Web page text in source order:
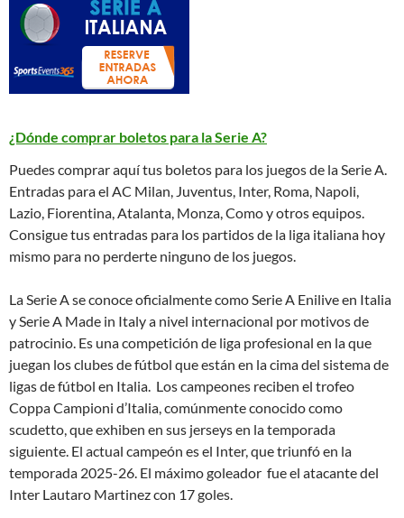
¿Dónde comprar boletos para la Serie A?
Puedes comprar aquí tus boletos para los juegos de la Serie A.
Entradas para el AC Milan, Juventus, Inter, Roma, Napoli,
Lazio, Fiorentina, Atalanta, Monza, Como y otros equipos.
Consigue tus entradas para los partidos de la liga italiana hoy
mismo para no perderte ninguno de los juegos.
La Serie A se conoce oficialmente como Serie A Enilive en Italia
y Serie A Made in Italy a nivel internacional por motivos de
patrocinio. Es una competición de liga profesional en la que
juegan los clubes de fútbol que están en la cima del sistema de
ligas de fútbol en Italia. Los campeones reciben el trofeo
Coppa Campioni d’Italia, comúnmente conocido como
scudetto, que exhiben en sus jerseys en la temporada
siguiente. El actual campeón es el Inter, que triunfó en la
temporada 2025-26. El máximo goleador fue el atacante del
Inter Lautaro Martinez con 17 goles.